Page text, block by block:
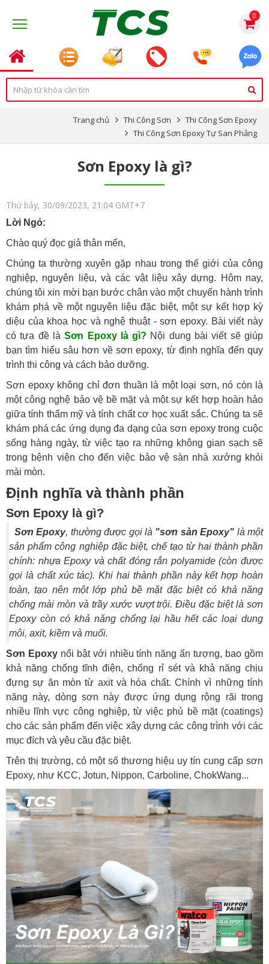
0
Trang chủ Thi Công Sơn
Thi Công Sơn Epoxy
Thi Công Sơn Epoxy Tự San Phẳng
Sơn Epoxy là gì?
Thứ bảy, 30/09/2023, 21:04 GMT+7
Lời Ngỏ:
Chào quý đọc giả thân mến,
Chúng ta thường xuyên gặp nhau trong thế giới của công
nghiệp, nguyên liệu, và các vật liệu xây dựng. Hôm nay,
chúng tôi xin mời bạn bước chân vào một chuyến hành trình
khám phá về một nguyên liệu đặc biệt, một sự kết hợp kỳ
diệu của khoa học và nghệ thuật - sơn epoxy. Bài viết này
có tựa đề làSơn Epoxy là gì? Nội dung bài viết sẽ giúp
bạn tìm hiểu sâu hơn về sơn epoxy, từ định nghĩa đến quy
trình thi công và cách bảo dưỡng.
Sơn epoxy không chỉ đơn thuần là một loại sơn, nó còn là
một công nghệ bảo vệ bề mặt và một sự kết hợp hoàn hảo
giữa tính thẩm mỹ và tính chất cơ học xuất sắc. Chúng ta sẽ
khám phá các ứng dụng đa dạng của sơn epoxy trong cuộc
sống hàng ngày, từ việc tạo ra những không gian sạch sẽ
trong bệnh viện cho đến việc bảo vệ sàn nhà xưởng khỏi
mài mòn.
Định nghĩa và thành phần
Sơn Epoxy là gì?
Sơn Epoxy, thường được gọi là "sơn sàn Epoxy" là một
sản phẩm công nghiệp đặc biệt, chế tạo từ hai thành phần
chính: nhựa Epoxy và chất đóng rắn polyamide (còn được
gọi là chất xúc tác). Khi hai thành phần này kết hợp hoàn
toàn, tạo nên một lớp phủ bề mặt đặc biệt có khả năng
chống mài mòn và trầy xước vượt trội. Điều đặc biệt là sơn
Epoxy còn có khả năng chống lại hầu hết các loại dung
môi, axit, kiềm và muối.
Sơn Epoxynổi bật với nhiều tính năng ấn tượng, bao gồm
khả năng chống tĩnh điện, chống rỉ sét và khả năng chịu
đựng sự ăn mòn từ axit và hóa chất. Chính vì những tính
năng này, dòng sơn này được ứng dụng rộng rãi trong
nhiều lĩnh vực công nghiệp, từ việc phủ bề mặt (coatings)
cho các sản phẩm đến việc xây dựng các công trình với các
mục đích và yêu cầu đặc biệt.
Trên thị trường, có một số thương hiệu uy tín cung cấp sơn
Epoxy, như KCC, Jotun, Nippon, Carboline, ChokWang...